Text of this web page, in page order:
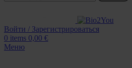
Войти / Зарегистрироваться
0 items 0,00 €
Меню